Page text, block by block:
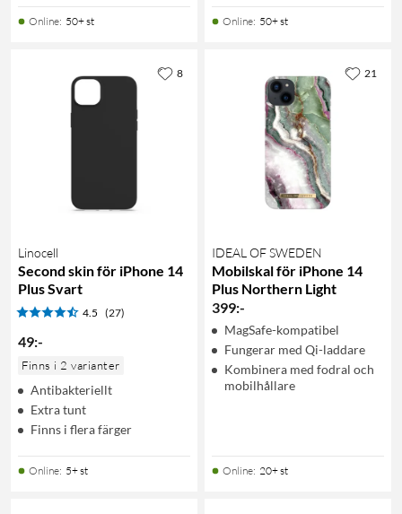
Online: 50+ st Online: 50+ st
Linocell
Second skin för iPhone 14
Plus Svart
4.5 (27)
49:-
Finns i 2 varianter
Antibakteriellt
Extra tunt
Finns i flera färger
Online: 5+ st
8
IDEAL OF SWEDEN
Mobilskal för iPhone 14
Plus Northern Light
399:-
MagSafe-kompatibel
Fungerar med Qi-laddare
Kombinera med fodral och
mobilhållare
Online: 20+ st
21